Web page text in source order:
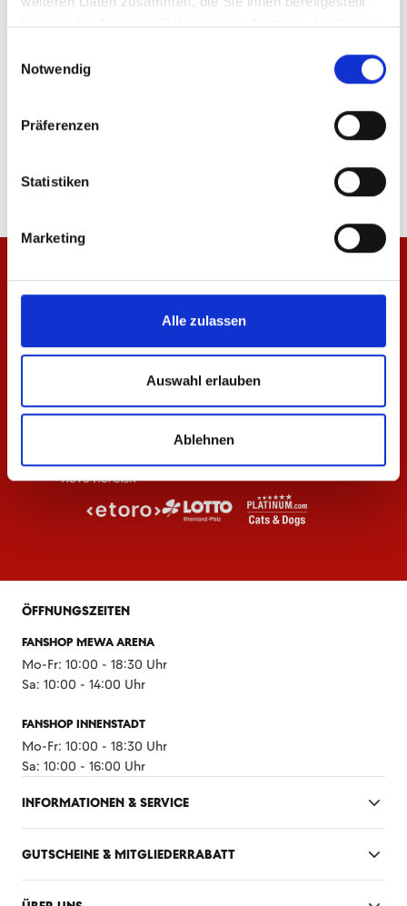
haben oder die sie im Rahmen Ihrer Nutzung der Dienste
Notwendig
Präferenzen
Statistiken
Marketing
Alle zulassen
Auswahl erlauben
Ablehnen
Kinderschal Mainz 05 T-Shirt seit 1905 Kinder
ÖFFNUNGSZEITEN
FANSHOP MEWA ARENA
Mo-Fr: 10:00 - 18:30 Uhr
Sa: 10:00 - 14:00 Uhr
FANSHOP INNENSTADT
Mo-Fr: 10:00 - 18:30 Uhr
Sa: 10:00 - 16:00 Uhr
INFORMATIONEN & SERVICE
GUTSCHEINE & MITGLIEDERRABATT